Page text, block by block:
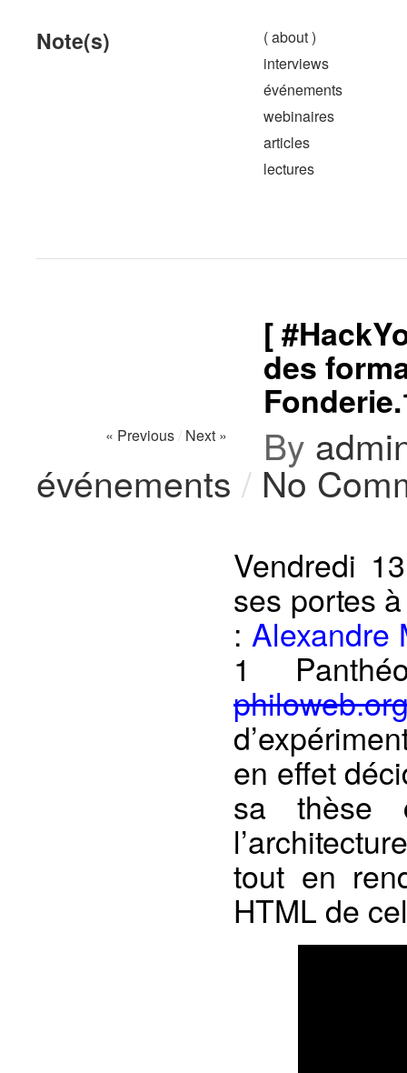
Note(s)
( about )
interviews
événements
webinaires
articles
lectures
[
des
« Previous/ Next » By
événements / No
Vendredi
ses portes
: Alexandre
1
en effet
sa thèse
tout en
HTML de